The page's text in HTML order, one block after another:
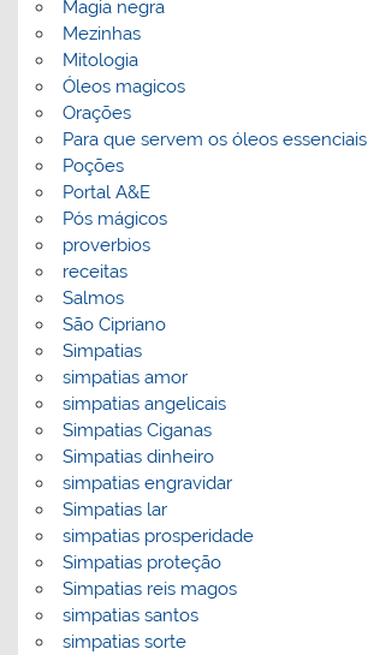
Magia negra
Mezinhas
Mitologia
Óleos magicos
Orações
Para que servem os óleos essenciais
Poções
Portal A&E
Pós mágicos
proverbios
receitas
Salmos
São Cipriano
Simpatias
simpatias amor
simpatias angelicais
Simpatias Ciganas
Simpatias dinheiro
simpatias engravidar
Simpatias lar
simpatias prosperidade
Simpatias proteção
Simpatias reis magos
simpatias santos
simpatias sorte